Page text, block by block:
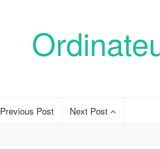
Previous Post Next Post